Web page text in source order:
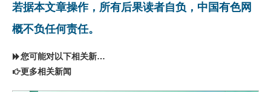
若据本文章操作，所有后果读者自负，中国有色网
概不负任何责任。
您可能对以下相关新闻同样感兴趣
更多相关新闻